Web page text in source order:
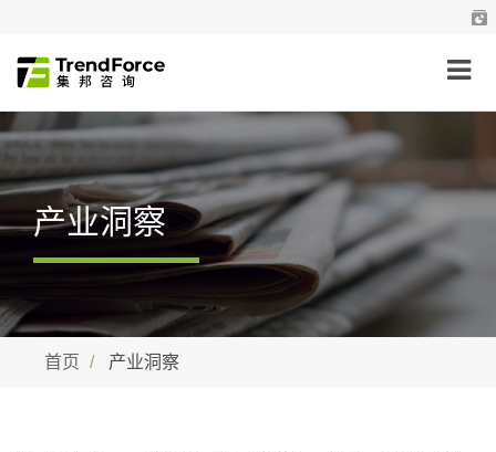
产业洞察
首页 产业洞察